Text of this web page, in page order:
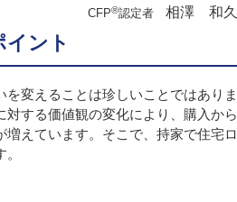
CFP®認定者 相澤 和久
ント
変えることは珍しいことではありま
する価値観の変化により、購入から
えています。そこで、持家で住宅ロ